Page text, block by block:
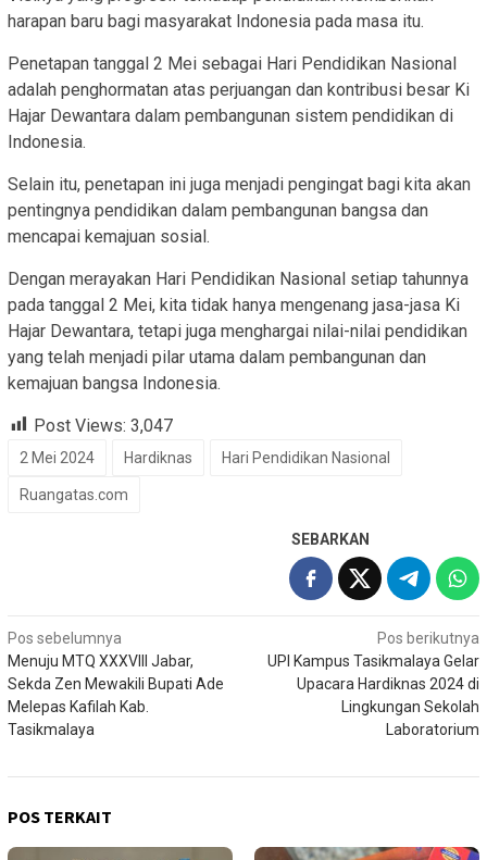
harapan baru bagi masyarakat Indonesia pada masa itu.
Penetapan tanggal 2 Mei sebagai Hari Pendidikan Nasional
adalah penghormatan atas perjuangan dan kontribusi besar Ki
Hajar Dewantara dalam pembangunan sistem pendidikan di
Indonesia.
Selain itu, penetapan ini juga menjadi pengingat bagi kita akan
pentingnya pendidikan dalam pembangunan bangsa dan
mencapai kemajuan sosial.
Dengan merayakan Hari Pendidikan Nasional setiap tahunnya
pada tanggal 2 Mei, kita tidak hanya mengenang jasa-jasa Ki
Hajar Dewantara, tetapi juga menghargai nilai-nilai pendidikan
yang telah menjadi pilar utama dalam pembangunan dan
kemajuan bangsa Indonesia.
Post Views: 3,047
2 Mei 2024 Hardiknas Hari Pendidikan Nasional
Ruangatas.com
SEBARKAN
Navigasi
pos
Pos sebelumnya
Menuju MTQ XXXVIII Jabar,
Sekda Zen Mewakili Bupati Ade
Melepas Kafilah Kab.
Tasikmalaya
Pos berikutnya
UPI Kampus Tasikmalaya Gelar
Upacara Hardiknas 2024 di
Lingkungan Sekolah
Laboratorium
POS TERKAIT